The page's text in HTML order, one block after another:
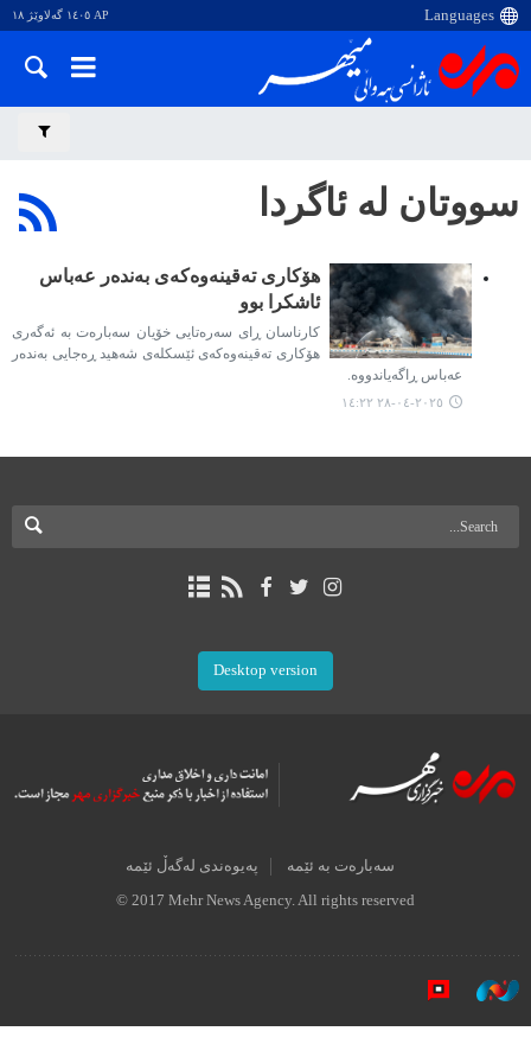
AP ١٤٠٥ گەلاوێژ ١٨
سووتان لە ئاگردا
هۆکاری تەقینەوەکەی بەندەر عەباس
ئاشکرا بوو
کارناسان ڕای سەرەتایی خۆیان سەبارەت بە ئەگەری
هۆکاری تەقینەوەکەی ئێسکلەی شەهید ڕەجایی بەندەر
عەباس ڕاگەیاندووە.
٢٠٢٥-٠٤-٢٨ ١٤:٢٢
Desktop version
سەبارەت بە ئێمە پەیوەندی لەگەڵ ئێمە
© 2017 Mehr News Agency. All rights reserved